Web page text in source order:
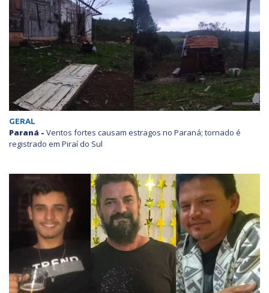
GERAL
Paraná - Ventos fortes causam estragos no Paraná; tornado é
registrado em Piraí do Sul